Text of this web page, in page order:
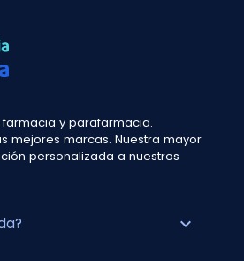
y parafarmacia.
mejores marcas. Nuestra mayor
personalizada a nuestros
expand_more